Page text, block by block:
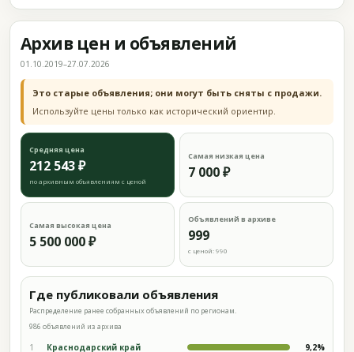
Архив цен и объявлений
01.10.2019–27.07.2026
Это старые объявления; они могут быть сняты с продажи.
Используйте цены только как исторический ориентир.
Средняя цена
212 543 ₽
по архивным объявлениям с ценой
Самая низкая цена
7 000 ₽
Самая высокая цена
5 500 000 ₽
Объявлений в архиве
999
с ценой: 990
Где публиковали объявления
Распределение ранее собранных объявлений по регионам.
986 объявлений из архива
1 Краснодарский край 9,2%